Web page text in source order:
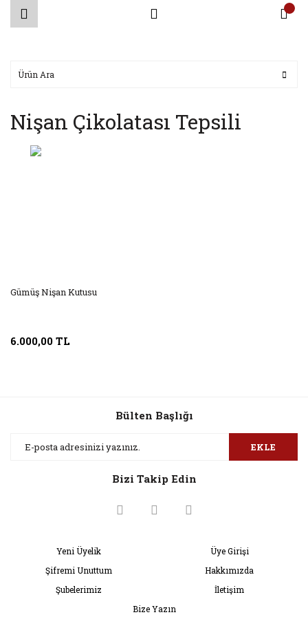
Nişan Çikolatası Tepsili
Gümüş Nişan Kutusu
6.000,00 TL
Bülten Başlığı
EKLE
Bizi Takip Edin
Yeni Üyelik
Üye Girişi
Şifremi Unuttum
Hakkımızda
Şubelerimiz
İletişim
Bize Yazın